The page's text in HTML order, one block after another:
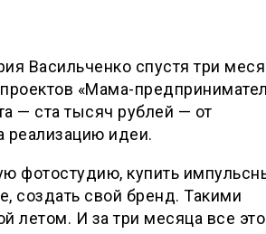
Васильченко спустя три
«Мама-
— ста тысяч рублей — от
реализацию идеи.
фотостудию, купить
создать свой бренд. Такими
летом. И за три месяца все это